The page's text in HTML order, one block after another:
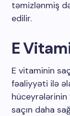
təmizlənmiş
edilir.
E
E vitaminin
fəaliyyəti ilə
hüceyrələrinin
saçın daha